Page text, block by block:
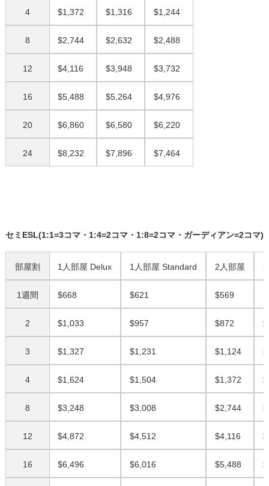
4
8
12
16
20
24
$1,372
$2,744
$4,116
$5,488
$6,860
$8,232
$1,316
$2,632
$3,948
$5,264
$6,580
$7,896
$1,244
$2,488
$3,732
$4,976
$6,220
$7,464
セミESL(1:1=3コマ・1:4=2コマ・1:8=2コマ・ガーディアン=2コマ)
部屋割
1週間
2
3
4
8
12
16
1人部屋 Delux
$668
$1,033
$1,327
$1,624
$3,248
$4,872
$6,496
1人部屋 Standard
$621
$957
$1,231
$1,504
$3,008
$4,512
$6,016
2人部屋
$569
$872
$1,124
$1,372
$2,744
$4,116
$5,488